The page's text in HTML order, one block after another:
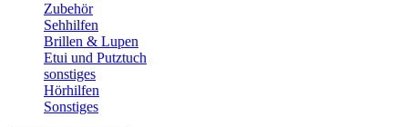
Zubehör
Sehhilfen
Brillen & Lupen
Etui und Putztuch
sonstiges
Hörhilfen
Sonstiges